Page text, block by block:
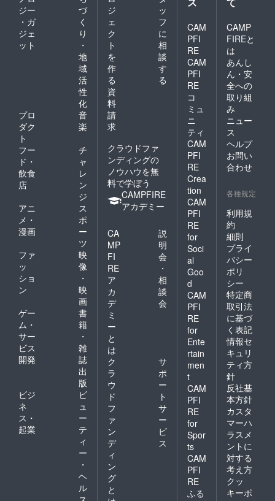
ジー
・ガ
ジェ
ット
づ
く
り
・
地
域
活
性
化
プロ
ダク
ト
音
楽
フー
ド・
飲食
店
チ
ャ
レ
ン
ジ
アニ
メ・
漫画
ス
ポ
ー
ツ
ファ
ッ
ショ
ン
映
像
・
映
画
ゲー
ム・
サー
ビス
開発
書
籍
・
雑
誌
出
版
ビジ
ネ
ス・
起業
ビ
ュ
ー
テ
ィ
ー
・
ヘ
ル
ジ
ェ
ク
ト
を
作
る
ッ
フ
に
相
談
す
る
資
料
請
求
クラウドファ
ンディングの
ノウハウを無
料で学ぼう
CAMPFIRE
アカデミー
CA
MP
FI
RE
ア
カ
デ
ミ
ー
と
は
説
明
会
・
相
談
会
ク
ラ
ウ
ド
フ
ァ
ン
デ
ィ
ン
グ
と
サ
ポ
ー
ト
サ
ー
ビ
ス
CAM
PFI
RE
CAM
PFI
RE
コ
ミュ
ニ
ティ
CAM
PFI
RE
Crea
tion
CAM
PFI
RE
for
Soci
al
Goo
d
CAM
PFI
RE
for
Ente
rtain
men
t
CAM
PFI
RE
for
Spor
ts
CAM
PFI
RE
ふる
CAMP
FIREと
は
あんし
ん・安
全への
取り組
み
ニュー
ス
ヘルプ
お問い
合わせ
各種規定
利用規
約
細則
プライ
バシー
ポリ
シー
特定商
取引法
に基づ
く表記
情報セ
キュリ
ティ方
針
反社基
本方針
カスタ
マーハ
ラスメ
ントに
対する
考え方
クッ
キーポ